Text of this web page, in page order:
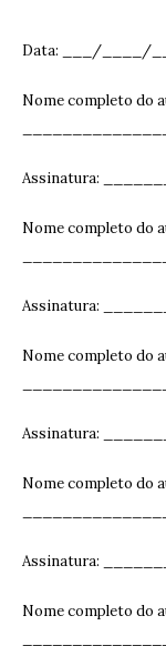
Data: ___/____/
Nome completo
Assinatura:
Nome completo
Assinatura:
Nome completo
Assinatura:
Nome completo
Assinatura:
Nome completo